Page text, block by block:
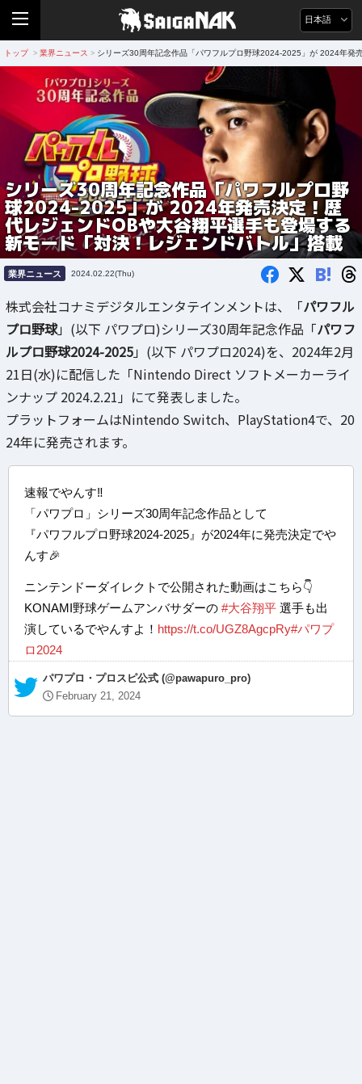
日本語
トップ > 業界ニュース > シリーズ30周年記念作品「パワフルプロ野球2024-2025」が 2024年発
シリーズ30周年記念作品「パワフルプロ野
球2024-2025」が 2024年発売決定！歴
代レジェンドOBや大谷翔平選手も登場する
新モード「対決！レジェンドバトル」搭載
業界ニュース 2024.02.22(Thu) B!
株式会社コナミデジタルエンタテインメントは、「パワフル
プロ野球」(以下 パワプロ)シリーズ30周年記念作品「パワフ
ルプロ野球2024-2025」(以下 パワプロ2024)を、2024年2月
21日(水)に配信した「Nintendo Direct ソフトメーカーライ
ンナップ 2024.2.21」にて発表しました。
プラットフォームはNintendo Switch、PlayStation4で、20
24年に発売されます。
速報でやんす‼️
「パワプロ」シリーズ30周年記念作品として
『パワフルプロ野球2024-2025』が2024年に発売決定でや
んす🎉
ニンテンドーダイレクトで公開された動画はこちら👇
KONAMI野球ゲームアンバサダーの #大谷翔平 選手も出
演しているでやんすよ！ https://t.co/UGZ8AgcpRy#パワプ
ロ2024
— パワプロ・プロスピ公式 (@pawapuro_pro)
February 21, 2024